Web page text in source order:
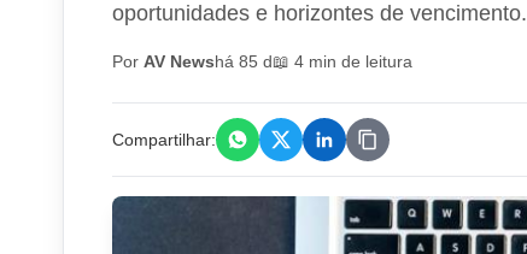
oportunidades e horizontes de vencimento.
Por AV Newshá 85 d📖 4 min de leitura
Compartilhar: